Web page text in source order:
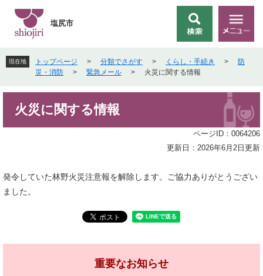
先
頭
す
を
飛
し
文
索
メ
ニ
塩尻市
現在地 トップページ > 分類でさがす > くらし・手続き >
防
災・消防
> 緊急メール > 火災に関する情報
火災に関する情報
ページID：0064206
更新日：2026年6月2日更新
発令していた林野火災注意報を解除します。ご協力ありがとうござい
ました。
重要なお知らせ